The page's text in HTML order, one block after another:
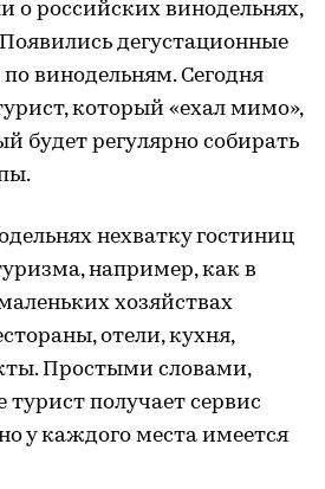
о российских винодельнях,
дегустационные
винодельням. Сегодня
который «ехал мимо»,
будет регулярно собирать
нехватку гостиниц
например, как в
хозяйствах
отели, кухня,
Простыми словами,
получает сервис
у каждого места имеется